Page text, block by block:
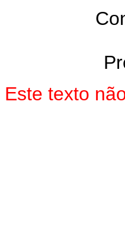
Este texto